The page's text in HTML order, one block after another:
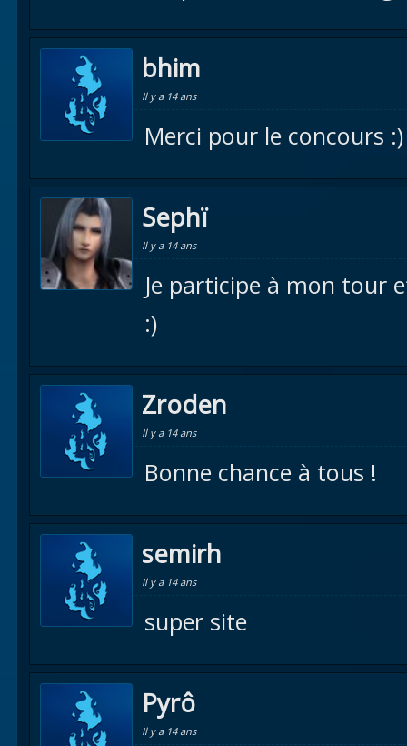
bhim
Il y a 14 ans
Merci pour le concours :)
Sephï
Il y a 14 ans
Je participe à mon tour
:)
Zroden
Il y a 14 ans
Bonne chance à tous !
semirh
Il y a 14 ans
super site
Pyrô
Il y a 14 ans